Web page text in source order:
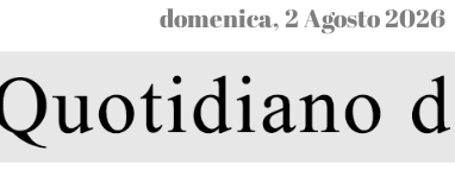
domenica, 2 Agosto 2026